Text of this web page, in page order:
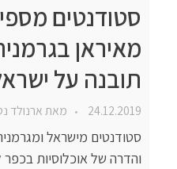
סטודנטים
מאיראן
תובנה על
24.12.2019 מאתארנולד
סטודנטים מישראל
והדרה של אוכלוסיות